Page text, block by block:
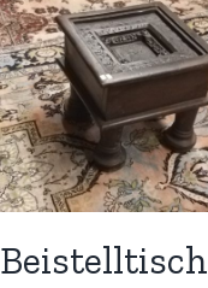
Beistelltisch